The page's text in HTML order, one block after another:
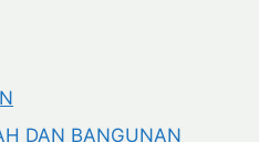
DAN BANGUNAN